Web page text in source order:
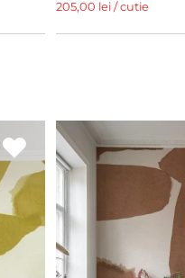
205,00 lei / cutie